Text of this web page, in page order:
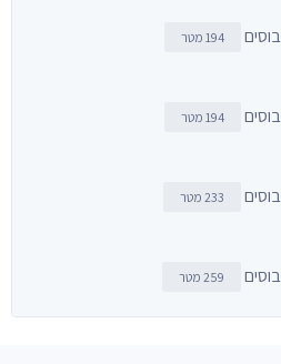
194 מטר
194 מטר
233 מטר
259 מטר